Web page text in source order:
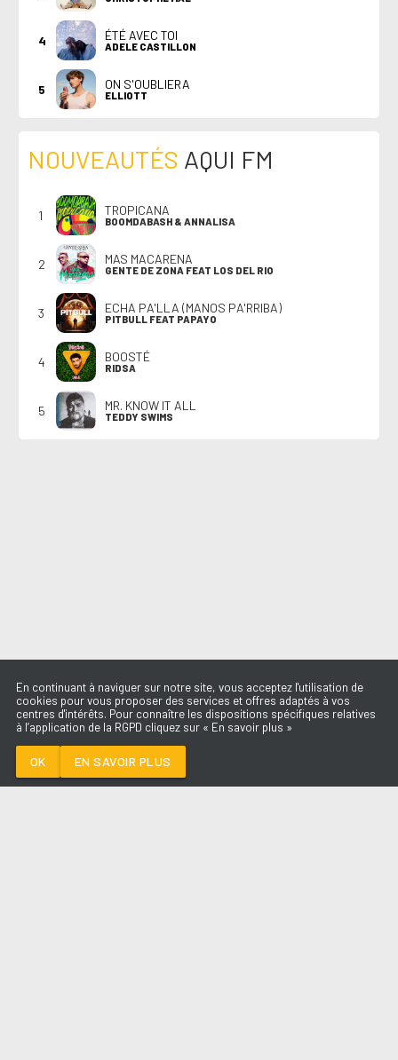
SAVE ME TONIGHT
4 ÉTÉ AVEC TOI
ADELE CASTILLON
5 ON S'OUBLIERA
ELLIOTT
NOUVEAUTÉS AQUI FM
1 TROPICANA
BOOMDABASH & ANNALISA
2 MAS MACARENA
GENTE DE ZONA FEAT LOS DEL RIO
3 ECHA PA'LLA (MANOS PA'RRIBA)
PITBULL FEAT PAPAYO
4 BOOSTÉ
RIDSA
5 MR. KNOW IT ALL
TEDDY SWIMS
En continuant à naviguer sur notre site, vous acceptez l'utilisation de
cookies pour vous proposer des services et offres adaptés à vos
centres d'intérêts. Pour connaître les dispositions spécifiques relatives
à l’application de la RGPD cliquez sur « En savoir plus »
OK EN SAVOIR PLUS